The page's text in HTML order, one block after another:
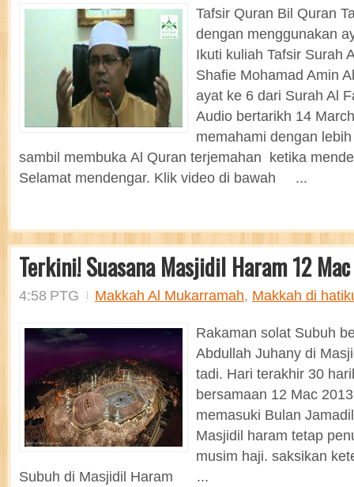
Tafsir Quran Bil Quran
dengan menggunakan
Ikuti kuliah Tafsir Surah
Shafie Mohamad Amin
ayat ke 6 dari Surah Al
Audio bertarikh 14
memahami dengan
sambil membuka Al Quran terjemahan ketika
Selamat mendengar. Klik video di bawah ...
Terkini! Suasana Masjidil Haram 12
4:58 PTG Makkah Al Mukarramah, Makkah di
Rakaman solat Subuh
Abdullah Juhany di
tadi. Hari terakhir 30
bersamaan 12 Mac
memasuki Bulan
Masjidil haram tetap
musim haji. saksikan
Subuh di Masjidil Haram ...